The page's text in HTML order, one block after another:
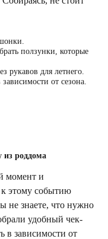
ползунки, которые
рукавов для летнего.
от сезона.
из роддома
момент и
к этому событию
не знаете, что нужно
удобный чек-
в зависимости от